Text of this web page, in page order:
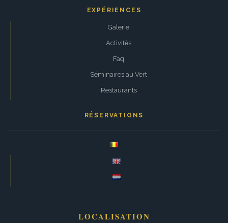
EXPÉRIENCES
Galerie
Activités
Faq
Séminaires au Vert
Restaurants
RÉSERVATIONS
LOCALISATION